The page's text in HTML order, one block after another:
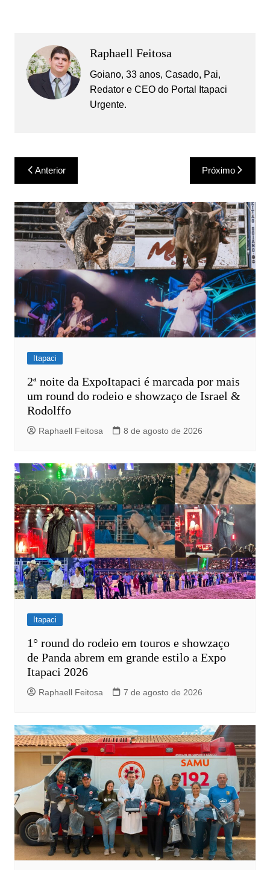
Raphaell Feitosa
Goiano, 33 anos, Casado, Pai,
Redator e CEO do Portal Itapaci
Urgente.
Navegação
de
Post
Anterior Próximo
Itapaci
2ª noite da ExpoItapaci é marcada por mais
um round do rodeio e showzaço de Israel &
Rodolffo
Raphaell Feitosa 8 de agosto de 2026
Itapaci
1° round do rodeio em touros e showzaço
de Panda abrem em grande estilo a Expo
Itapaci 2026
Raphaell Feitosa 7 de agosto de 2026